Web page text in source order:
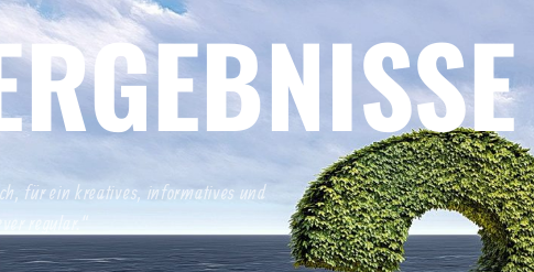
für ein kreatives, informatives und
regular.“